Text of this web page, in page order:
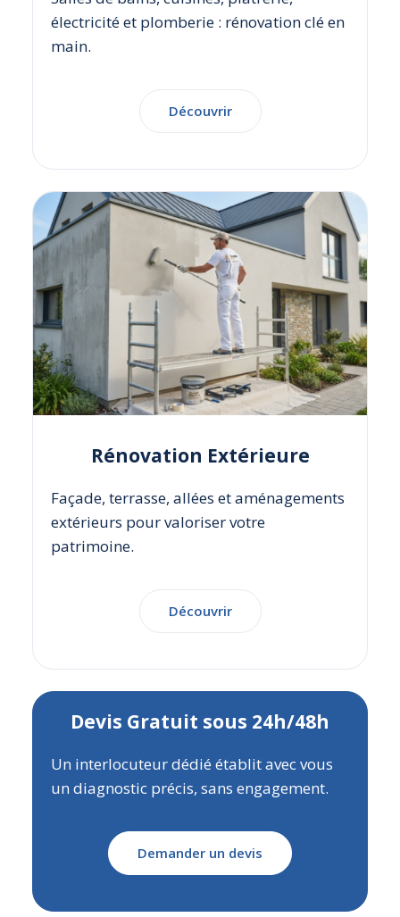
électricité et plomberie : rénovation clé en
main.
Découvrir
Rénovation Extérieure
Façade, terrasse, allées et aménagements
extérieurs pour valoriser votre
patrimoine.
Découvrir
Devis Gratuit sous 24h/48h
Un interlocuteur dédié établit avec vous
un diagnostic précis, sans engagement.
Demander un devis